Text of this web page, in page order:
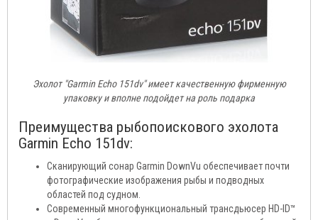
Эхолот "Garmin Echo 151dv" имеет качественную фирменную
упаковку и вполне подойдет на роль подарка
Преимущества рыбопоискового эхолота
Garmin Echo 151dv:
Сканирующий сонар Garmin DownVu обеспечивает почти
фотографические изображения рыбы и подводных
областей под судном.
Современный многофункциональный трансдьюсер HD-ID™